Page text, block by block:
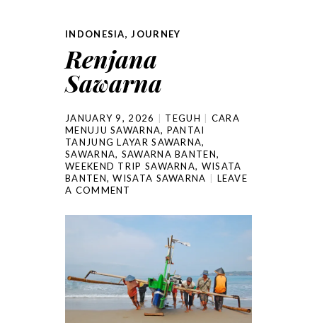
INDONESIA,JOURNEY
Renjana
Sawarna
JANUARY 9, 2026 TEGUH
CARA
MENUJU SAWARNA, PANTAI
TANJUNG LAYAR SAWARNA,
SAWARNA, SAWARNA BANTEN,
WEEKEND TRIP SAWARNA, WISATA
BANTEN,WISATA SAWARNA
LEAVE
A COMMENT